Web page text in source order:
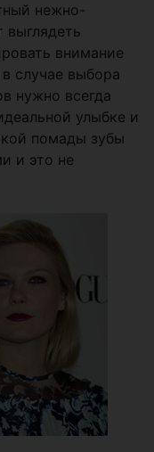
нежно-
внимание
случае выбора
нужно всегда
улыбке и
помады зубы
и это не